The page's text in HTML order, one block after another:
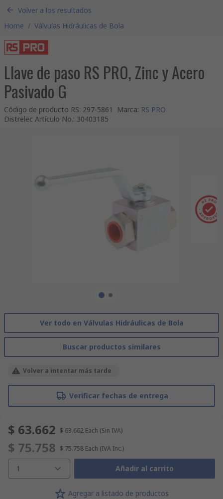
Volver a los resultados
Home / Válvulas Hidráulicas de Bola
Llave de paso RS PRO, Zinc y Acero
Pasivado G
Código de producto RS: 297-5861 Marca: RS PRO
Distrelec Artículo No.: 30403185
Ver todo en Válvulas Hidráulicas de Bola
Buscar productos similares
Volver a intentar más tarde
Verificar fechas de entrega
$ 63.662 $ 63.662 Each (Sin IVA)
$ 75.758 $ 75.758 Each (IVA Inc.)
1 Añadir al carrito
Agregar a listado de productos